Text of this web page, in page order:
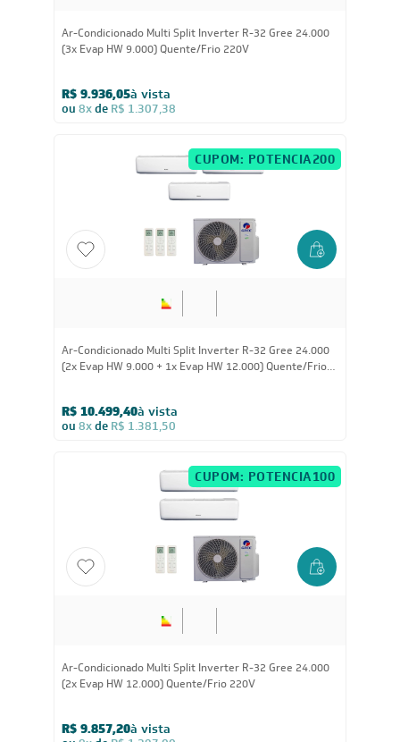
Ar Condicionado Split HW G-Top Auto Inverter Wi-Fi
Gree 18.000 BTUs Quente/Frio 220V
R$ 3.609,05à vista
ou 8xde R$ 474,88
Ar Condicionado Split HW G-Top Auto Inverter Wi-Fi
Gree 24.000 BTUs Quente/Frio 220V
R$ 4.692,05à vista
ou 8xde R$ 617,38
CUPOM: PAI100
Ar Condicionado Split HW G-Top Auto Inverter Wi-Fi
Gree 12.000 BTUs Só Frio 220V
R$ 2.374,05à vista